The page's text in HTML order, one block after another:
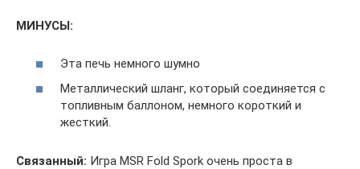
МИНУСЫ:
Эта печь немного шумно
Металлический шланг, который соединяется с
топливным баллоном, немного короткий и
жесткий.
Связанный: Игра MSR Fold Spork очень проста в